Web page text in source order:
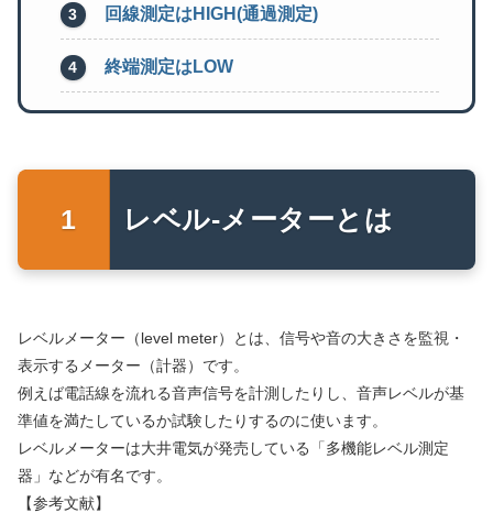
回線測定はHIGH(通過測定)
終端測定はLOW
レベル‐メーターとは
レベルメーター（level meter）とは、信号や音の大きさを監視・
表示するメーター（計器）です。
例えば電話線を流れる音声信号を計測したりし、音声レベルが基
準値を満たしているか試験したりするのに使います。
レベルメーターは大井電気が発売している「多機能レベル測定
器」などが有名です。
【参考文献】